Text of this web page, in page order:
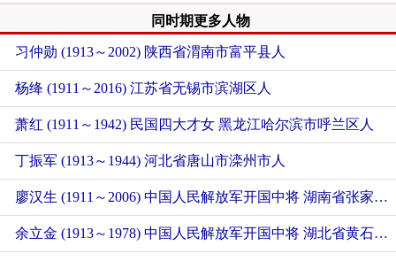
同时期更多人物
习仲勋 (1913～2002) 陕西省渭南市富平县人
杨绛 (1911～2016) 江苏省无锡市滨湖区人
萧红 (1911～1942) 民国四大才女 黑龙江哈尔滨市呼兰区人
丁振军 (1913～1944) 河北省唐山市滦州市人
廖汉生 (1911～2006) 中国人民解放军开国中将 湖南省张家界市桑植县人
余立金 (1913～1978) 中国人民解放军开国中将 湖北省黄石市大冶人